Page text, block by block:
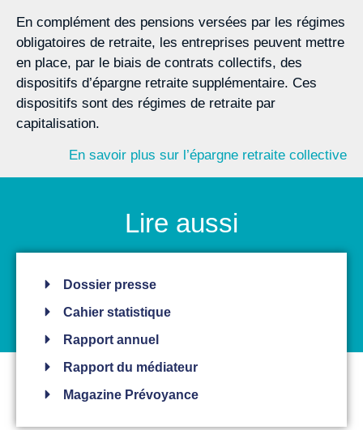
En complément des pensions versées par les régimes
obligatoires de retraite, les entreprises peuvent mettre
en place, par le biais de contrats collectifs, des
dispositifs d’épargne retraite supplémentaire. Ces
dispositifs sont des régimes de retraite par
capitalisation.
En savoir plus sur l’épargne retraite collective
Lire aussi
Dossier presse
Cahier statistique
Rapport annuel
Rapport du médiateur
Magazine Prévoyance